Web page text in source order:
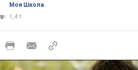
Моя Школа
1,4 т.